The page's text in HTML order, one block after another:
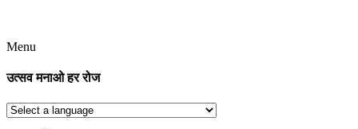
Menu
उत्सव मनाओ हर रोज